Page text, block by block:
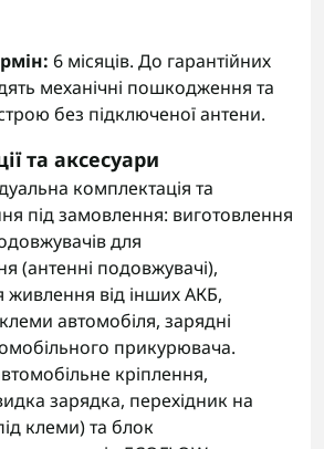
6 місяців. До гарантійних
механічні пошкодження та
без підключеної антени.
та аксесуари
комплектація та
під замовлення: виготовлення
для
(антенні подовжувачі),
живлення від інших АКБ,
автомобіля, зарядні
прикурювача.
кріплення,
зарядка, перехідник на
клеми) та блок